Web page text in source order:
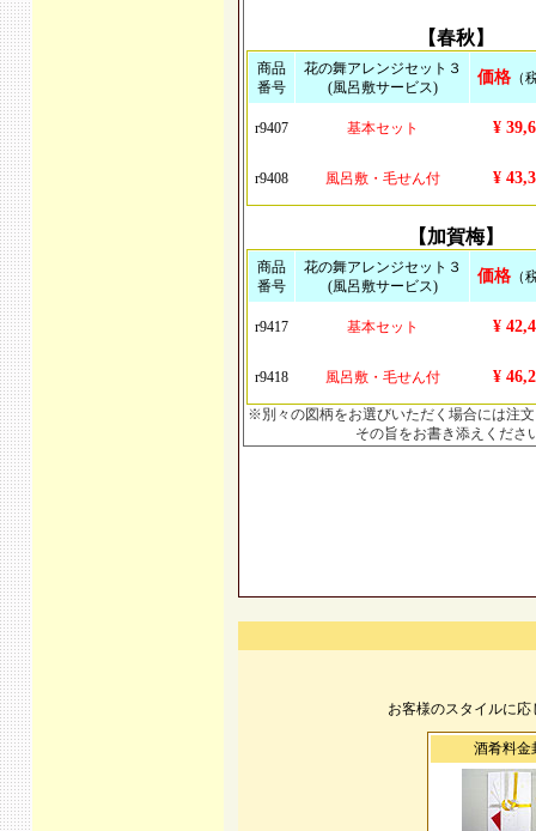
【春秋】
商品
番号
花の舞アレンジセット３
(風呂敷サービス)
価格 （
r9407 基本セット ¥
r9408 風呂敷・毛せん付 ¥
【加賀梅】
商品
番号
花の舞アレンジセット３
(風呂敷サービス)
価格 （
r9417 基本セット ¥
r9418 風呂敷・毛せん付 ¥
※別々の図柄をお選びいただく場合には注
その旨をお書き添えくださ
お客様のスタイルに
酒肴料金